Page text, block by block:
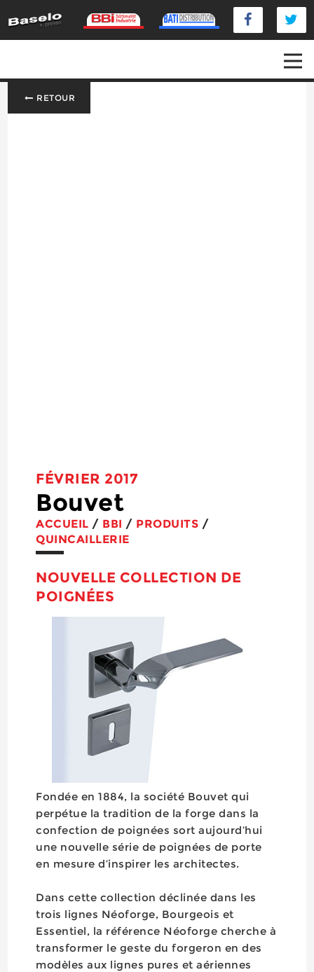
RETOUR
FÉVRIER 2017
Bouvet
ACCUEIL / BBI / PRODUITS /
QUINCAILLERIE
NOUVELLE COLLECTION DE
POIGNÉES
Fondée en 1884, la société Bouvet qui
perpétue la tradition de la forge dans la
confection de poignées sort aujourd’hui
une nouvelle série de poignées de porte
en mesure d’inspirer les architectes.
Dans cette collection déclinée dans les
trois lignes Néoforge, Bourgeois et
Essentiel, la référence Néoforge cherche à
transformer le geste du forgeron en des
modèles aux lignes pures et aériennes